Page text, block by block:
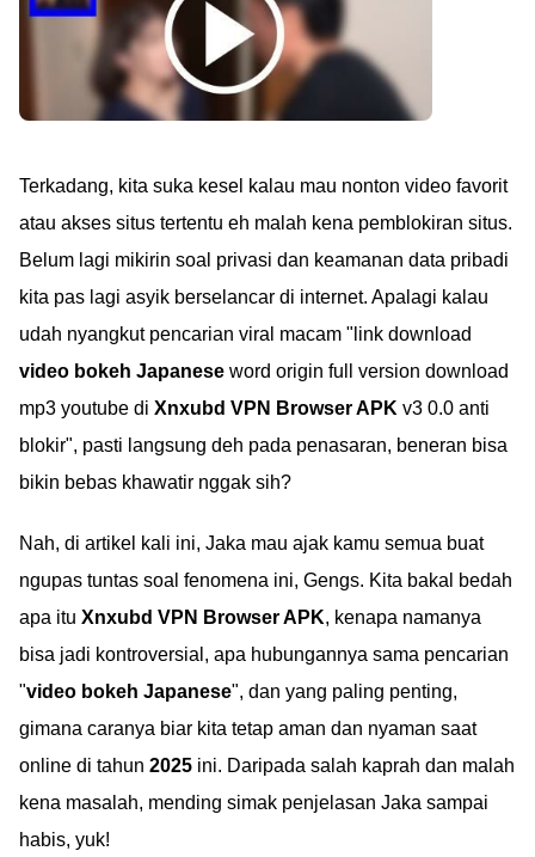
Terkadang, kita suka kesel kalau mau nonton video favorit
atau akses situs tertentu eh malah kena pemblokiran situs.
Belum lagi mikirin soal privasi dan keamanan data pribadi
kita pas lagi asyik berselancar di internet. Apalagi kalau
udah nyangkut pencarian viral macam "link download
video bokeh Japanese word origin full version download
mp3 youtube di Xnxubd VPN Browser APK v3 0.0 anti
blokir", pasti langsung deh pada penasaran, beneran bisa
bikin bebas khawatir nggak sih?
Nah, di artikel kali ini, Jaka mau ajak kamu semua buat
ngupas tuntas soal fenomena ini, Gengs. Kita bakal bedah
apa itu Xnxubd VPN Browser APK, kenapa namanya
bisa jadi kontroversial, apa hubungannya sama pencarian
"video bokeh Japanese", dan yang paling penting,
gimana caranya biar kita tetap aman dan nyaman saat
online di tahun 2025 ini. Daripada salah kaprah dan malah
kena masalah, mending simak penjelasan Jaka sampai
habis, yuk!